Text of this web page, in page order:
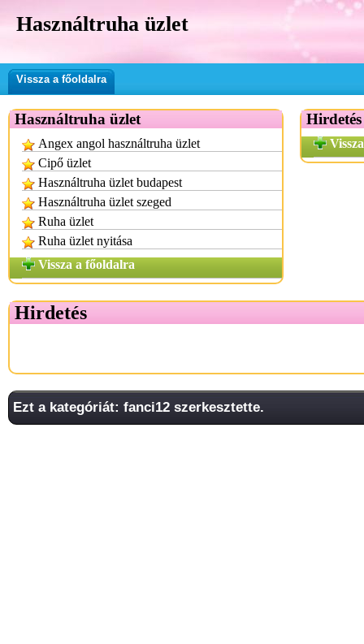
Használtruha üzlet
Vissza a főoldalra
Használtruha üzlet
Angex angol használtruha üzlet
Cipő üzlet
Használtruha üzlet budapest
Használtruha üzlet szeged
Ruha üzlet
Ruha üzlet nyitása
Vissza a főoldalra
Hirdetés
Hirdetés
Ezt a kategóriát: fanci12 szerkesztette.